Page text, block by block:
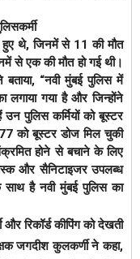
हुए थे, जिनमें से 11 की मौत
से एक की मौत हो गई थी।
“नवी मुंबई पुलिस में
लगाया गया है और जिन्होंने
पुलिस कर्मियों को बूस्टर
को बूस्टर डोज मिल चुकी
होने से बचाने के लिए
और सैनिटाइजर उपलब्ध
है नवी मुंबई पुलिस का
रिकॉर्ड कीपिंग को देखती
जगदीश कुलकर्णी ने कहा,